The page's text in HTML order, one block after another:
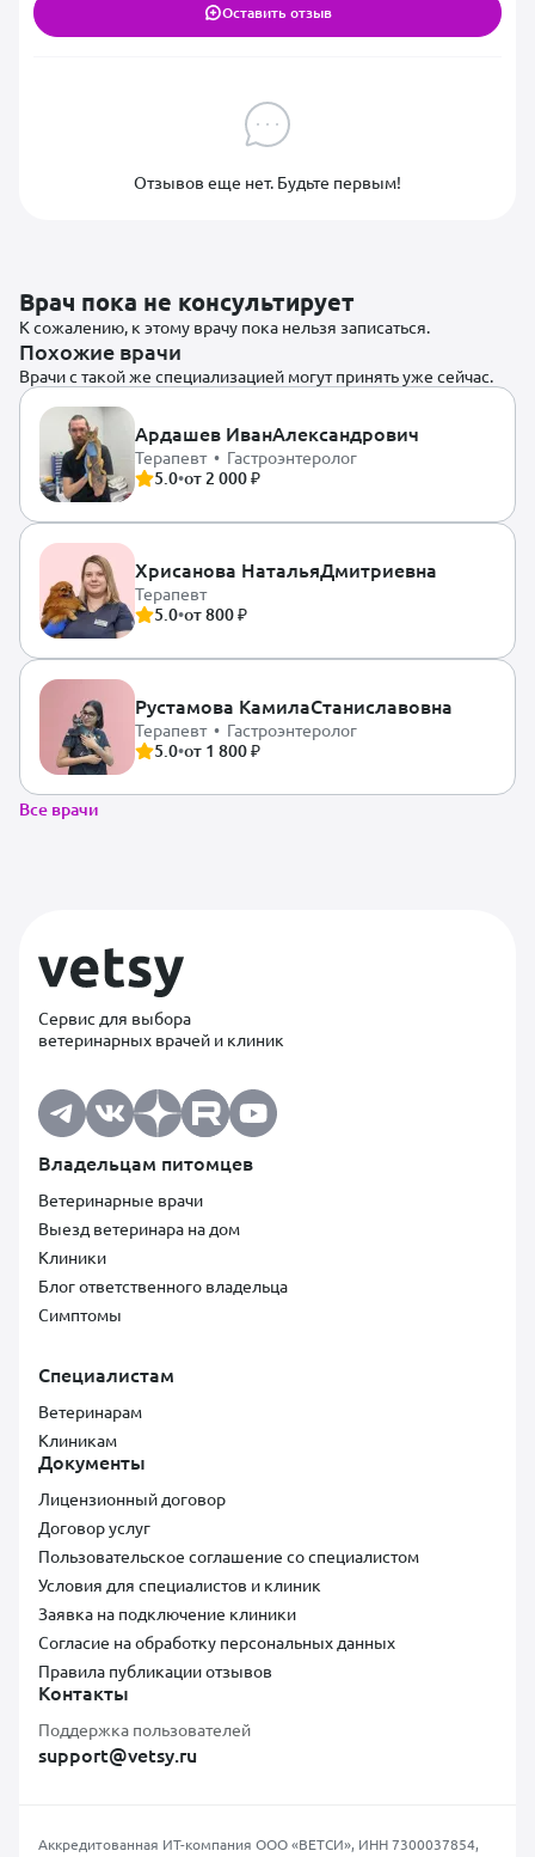
Оставить отзыв
Отзывов еще нет. Будьте первым!
Врач пока не консультирует
К сожалению, к этому врачу пока нельзя записаться.
Похожие врачи
Врачи с такой же специализацией могут принять уже сейчас.
Ардашев ИванАлександрович
Терапевт • Гастроэнтеролог
5.0•от 2 000 ₽
Хрисанова НатальяДмитриевна
Терапевт
5.0•от 800 ₽
Рустамова КамилаСтаниславовна
Терапевт • Гастроэнтеролог
5.0•от 1 800 ₽
Все врачи
Сервис для выбора
ветеринарных врачей и клиник
Владельцам питомцев
Ветеринарные врачи
Выезд ветеринара на дом
Клиники
Блог ответственного владельца
Симптомы
Специалистам
Ветеринарам
Клиникам
Документы
Лицензионный договор
Договор услуг
Пользовательское соглашение со специалистом
Условия для специалистов и клиник
Заявка на подключение клиники
Согласие на обработку персональных данных
Правила публикации отзывов
Контакты
Поддержка пользователей
support@vetsy.ru
Аккредитованная ИТ-компания ООО «ВЕТСИ», ИНН 7300037854,